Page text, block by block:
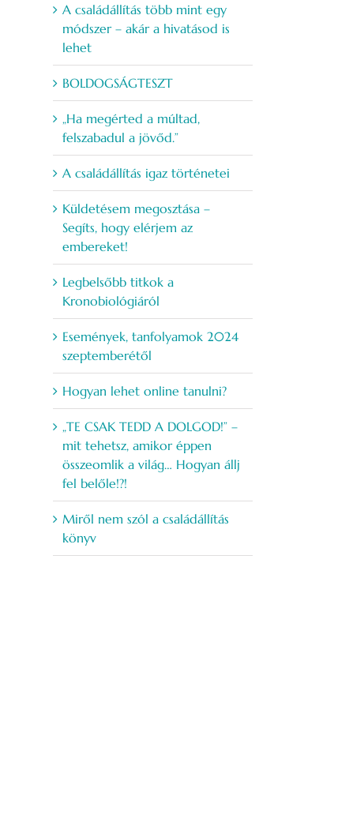
A családállítás több mint egy
módszer – akár a hivatásod is
lehet
BOLDOGSÁGTESZT
„Ha megérted a múltad,
felszabadul a jövőd.”
A családállítás igaz történetei
Küldetésem megosztása –
Segíts, hogy elérjem az
embereket!
Legbelsőbb titkok a
Kronobiológiáról
Események, tanfolyamok 2024
szeptemberétől
Hogyan lehet online tanulni?
„TE CSAK TEDD A DOLGOD!” –
mit tehetsz, amikor éppen
összeomlik a világ… Hogyan állj
fel belőle!?!
Miről nem szól a családállítás
könyv